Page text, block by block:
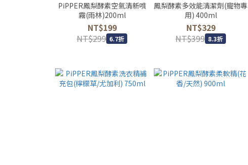
PiPPER鳳梨酵素空氣清新噴
霧(雨林)200ml
NT$199
NT$299 6.7折
鳳梨酵素多效能清潔劑(寵物專
用) 400ml
NT$329
NT$399 8.3折